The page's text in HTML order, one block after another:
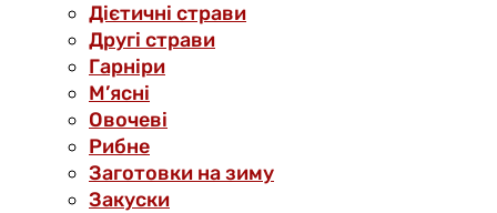
Дієтичні страви
Другі страви
Гарніри
М’ясні
Овочеві
Рибне
Заготовки на зиму
Закуски